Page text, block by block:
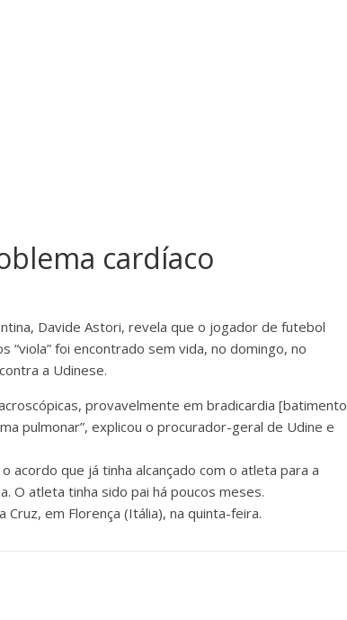
cardíaco
Davide Astori, revela que o jogador de futebol
“viola” foi encontrado sem vida, no domingo, no
a Udinese.
provavelmente em bradicardia [batimento
pulmonar”, explicou o procurador-geral de Udine e
acordo que já tinha alcançado com o atleta para a
O atleta tinha sido pai há poucos meses.
em Florença (Itália), na quinta-feira.